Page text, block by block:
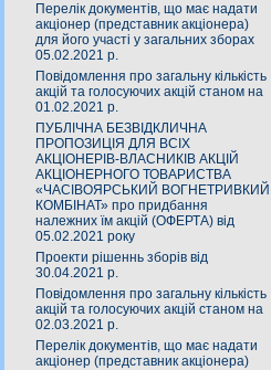
Перелік документів, що має надати
акціонер (представник акціонера)
для його участі у загальних зборах
05.02.2021 р.
Повідомлення про загальну кількість
акцій та голосуючих акцій станом на
01.02.2021 р.
ПУБЛІЧНА БЕЗВІДКЛИЧНА
ПРОПОЗИЦІЯ ДЛЯ ВСІХ
АКЦІОНЕРІВ-ВЛАСНИКІВ АКЦІЙ
АКЦІОНЕРНОГО ТОВАРИСТВА
«ЧАСIВОЯРСЬКИЙ ВОГНЕТРИВКИЙ
КОМБIНАТ» про придбання
належних їм акцій (ОФЕРТА) від
05.02.2021 року
Проекти рішеннь зборів від
30.04.2021 р.
Повідомлення про загальну кількість
акцій та голосуючих акцій станом на
02.03.2021 р.
Перелік документів, що має надати
акціонер (представник акціонера)